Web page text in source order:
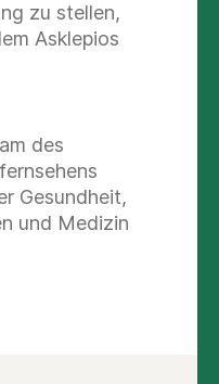
zu stellen,
Asklepios
des
Gesundheit,
und Medizin